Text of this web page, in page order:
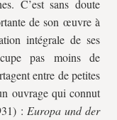
C’est sans doute
de son œuvre à
intégrale de ses
pas moins de
entre de petites
ouvrage qui connut
: Europa und der